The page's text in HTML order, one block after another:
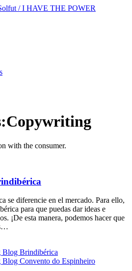
/I HAVE THE POWER
with the consumer.
se diferencie en el mercado. Para ello,
para que puedas dar ideas e
¡De esta manera, podemos hacer que